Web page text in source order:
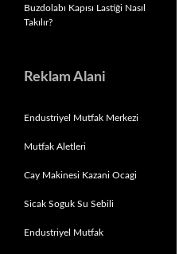
Buzdolabı Kapısı Lastiği Nasıl
Takılır?
Reklam Alani
Endustriyel Mutfak Merkezi
Mutfak Aletleri
Cay Makinesi Kazani Ocagi
Sicak Soguk Su Sebili
Endustriyel Mutfak